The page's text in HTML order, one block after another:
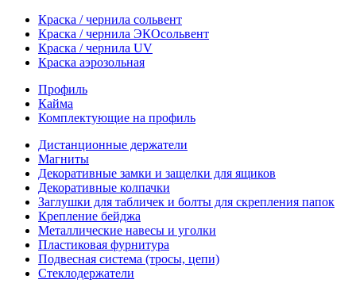
Краска / чернила сольвент
Краска / чернила ЭКОсольвент
Краска / чернила UV
Краска аэрозольная
Профиль
Кайма
Комплектующие на профиль
Дистанционные держатели
Магниты
Декоративные замки и защелки для ящиков
Декоративные колпачки
Заглушки для табличек и болты для скрепления папок
Крепление бейджа
Металлические навесы и уголки
Пластиковая фурнитура
Подвесная система (тросы, цепи)
Стеклодержатели